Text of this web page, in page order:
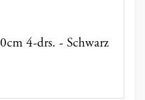
4-drs. - Schwarz